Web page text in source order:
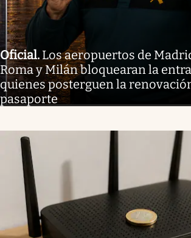
Oficial. Los aeropuertos de
Roma y Milán bloquearan la
quienes posterguen la
pasaporte